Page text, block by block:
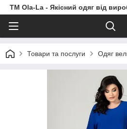
TM Ola-La - Якісний одяг від
Товари та послуги Одяг